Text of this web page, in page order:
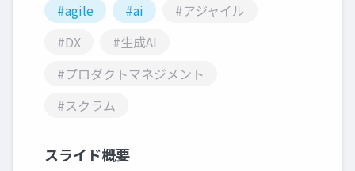
#agile #ai
#アジャイル
#DX
#生成AI
#プロダクトマネジメント
#スクラム
スライド概要